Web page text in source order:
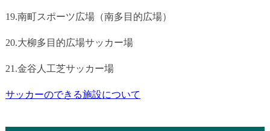
19.南町スポーツ広場（南多目的広場）
20.大柳多目的広場サッカー場
21.金谷人工芝サッカー場
サッカーのできる施設について